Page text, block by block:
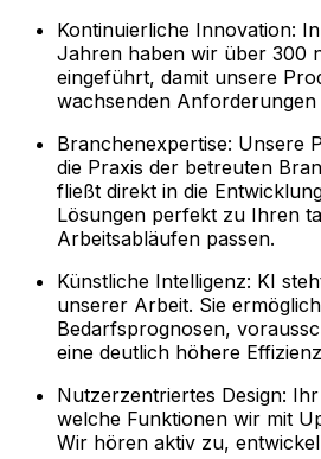
Kontinuierliche Innovation:
Jahren haben wir über 300
eingeführt, damit unsere
wachsenden Anforderungen
Branchenexpertise: Unsere
die Praxis der betreuten
fließt direkt in die
Lösungen perfekt zu Ihren
Arbeitsabläufen passen.
Künstliche Intelligenz: KI
unserer Arbeit. Sie
Bedarfsprognosen,
eine deutlich höhere
Nutzerzentriertes Design:
welche Funktionen wir mit
Wir hören aktiv zu,